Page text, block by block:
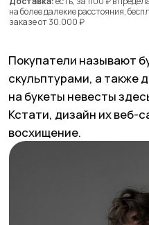
Simple Flowers. Фото: сайт Simple Flowers
InFlow для нас
вы любите пастельные
вам точно сюда. А если в
INFLOW
Метро
Доставка: